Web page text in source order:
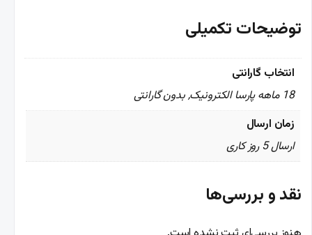
توضیحات تکمیلی
انتخاب گارانتی
18 ماهه پارسا الکترونیک, بدون گارانتی
زمان ارسال
ارسال 5 روز کاری
نقد و بررسی‌ها